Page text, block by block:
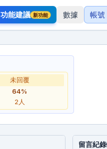
功能建議 新功能 數據 帳號
未回覆
64%
2 人
留言紀錄